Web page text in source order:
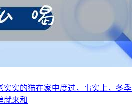
实的猫在家中度过，事实上，冬
就来和